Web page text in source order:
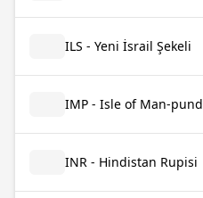
ILS - Yeni İsrail Şekeli
IMP - Isle of Man-pund
INR - Hindistan Rupisi